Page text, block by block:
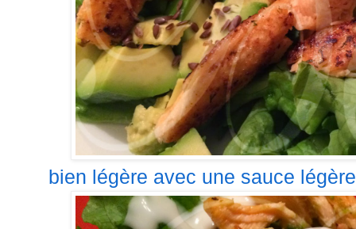
bien légère avec une sauce